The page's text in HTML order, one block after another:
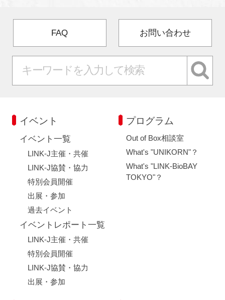
FAQ お問い合わせ
イベント
イベント一覧
LINK-J主催・共催
LINK-J協賛・協力
特別会員開催
出展・参加
過去イベント
イベントレポート一覧
LINK-J主催・共催
特別会員開催
LINK-J協賛・協力
出展・参加
プログラム
Out of Box相談室
What's "UNIKORN"？
What's "LINK-BioBAY
TOKYO"？